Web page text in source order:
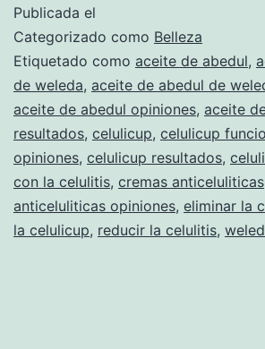
Publicada el
Categorizado como Belleza
Etiquetado como aceite de abedul,
de weleda, aceite de abedul de
aceite de abedul opiniones, aceite
resultados, celulicup, celulicup
opiniones, celulicup resultados,
con la celulitis, cremas anticeluliticas
anticeluliticas opiniones, eliminar la
la celulicup, reducir la celulitis,